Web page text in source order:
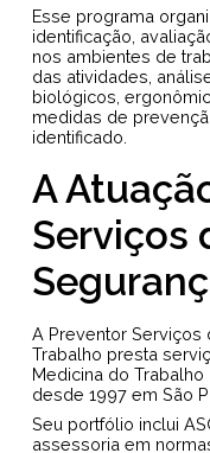
Esse programa
identificação,
nos ambientes de
das atividades,
biológicos,
medidas de
identificado.
A
Serviços
A Preventor Serviços
Trabalho presta
Medicina do
desde 1997 em São
Seu portfólio inclui
assessoria em